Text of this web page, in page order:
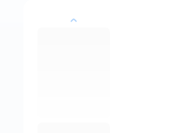
назад